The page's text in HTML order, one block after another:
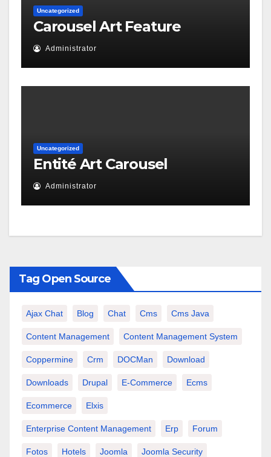
Uncategorized
Carousel Art Feature
Administrator
Uncategorized
Entité Art Carousel
Administrator
Tag Open Source
Ajax Chat Blog Chat Cms Cms Java
Content Management Content Management System
Coppermine Crm DOCMan Download
Downloads Drupal E-Commerce Ecms
Ecommerce Elxis
Enterprise Content Management Erp Forum
Fotos Hotels Joomla Joomla Security